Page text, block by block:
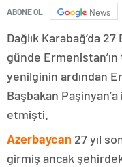
ABONE OL News
Dağlık Karabağ’da
günde
yenilginin ardından
Başbakan
etmişti.
Azerbaycan 27 yıl
girmiş ancak